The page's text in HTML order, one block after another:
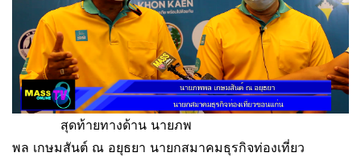
สุดท้ายทางด้าน นายภพ
พล เกษมสันต์ ณ อยุธยา นายกสมาคมธุรกิจท่องเที่ยว